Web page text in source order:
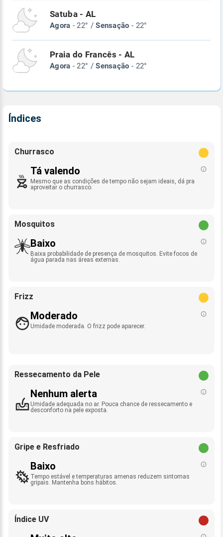
Satuba - AL
Agora - 22° /Sensação - 22°
Praia do Francês - AL
Agora - 22° /Sensação - 22°
Índices
Churrasco
Tá valendo
Mesmo que as condições de tempo não sejam ideais, dá pra
aproveitar o churrasco.
Mosquitos
Baixo
Baixa probabilidade de presença de mosquitos. Evite focos de
água parada nas áreas externas.
Frizz
Moderado
Umidade moderada. O frizz pode aparecer.
Ressecamento da Pele
Nenhum alerta
Umidade adequada no ar. Pouca chance de ressecamento e
desconforto na pele exposta.
Gripe e Resfriado
Baixo
Tempo estável e temperaturas amenas reduzem sintomas
gripais. Mantenha bons hábitos.
Índice UV